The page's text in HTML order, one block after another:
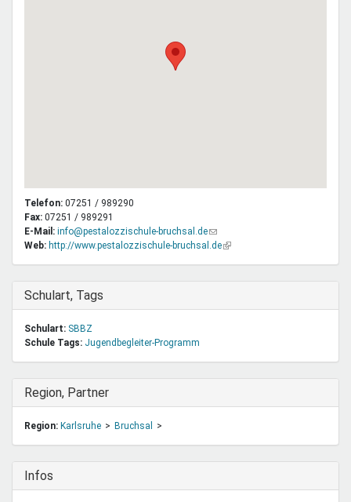
Telefon: 07251 / 989290
Fax: 07251 / 989291
E-Mail: info@pestalozzischule-bruchsal.de(Link
sendet
Web: http://www.pestalozzischule-bruchsal.de(Link
Ausblenden
Schulart, Tags
Schulart: SBBZ
Schule Tags: Jugendbegleiter-Programm
Ausblenden
Region, Partner
Region: Karlsruhe Bruchsal
Ausblenden
Infos